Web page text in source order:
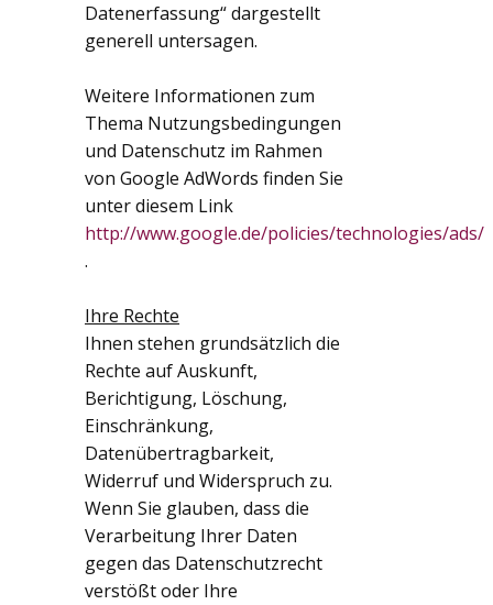
Datenerfassung“ dargestellt
generell untersagen.
Weitere Informationen zum
Thema Nutzungsbedingungen
und Datenschutz im Rahmen
von Google AdWords finden Sie
unter diesem Link
http://www.google.de/policies/technologies/ads/
.
Ihre Rechte
Ihnen stehen grundsätzlich die
Rechte auf Auskunft,
Berichtigung, Löschung,
Einschränkung,
Datenübertragbarkeit,
Widerruf und Widerspruch zu.
Wenn Sie glauben, dass die
Verarbeitung Ihrer Daten
gegen das Datenschutzrecht
verstößt oder Ihre